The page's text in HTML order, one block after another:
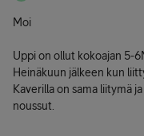
Moi
Uppi on ollut kokoajan 5-
Heinäkuun jälkeen kun
Kaverilla on sama liitymä
noussut.